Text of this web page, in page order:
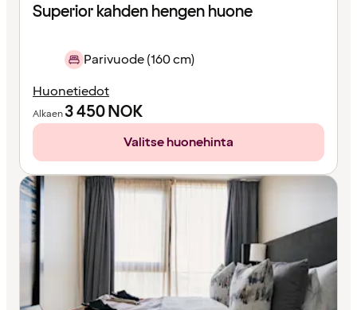
Superior kahden hengen huone
Parivuode (160 cm)
Huonetiedot
Alkaen3 450NOK
Valitse huonehinta